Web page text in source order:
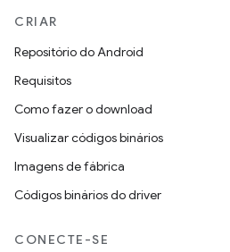
CRIAR
Repositório do Android
Requisitos
Como fazer o download
Visualizar códigos binários
Imagens de fábrica
Códigos binários do driver
CONECTE-SE